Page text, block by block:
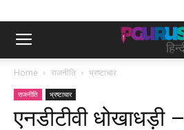
Home राजनीति भ्रष्टाचार
राजनीति भ्रष्टाचार
एनडीटीवी धोखाधड़ी –